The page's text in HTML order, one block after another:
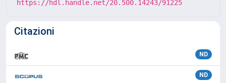
https://hdl.handle.net/20.500.14243/91225
Citazioni
ND
ND